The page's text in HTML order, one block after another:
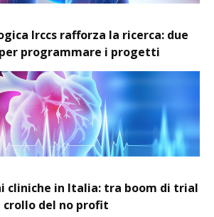
Irccs rafforza la ricerca: due
programmare i progetti
cliniche in Italia: tra boom di trial
del no profit